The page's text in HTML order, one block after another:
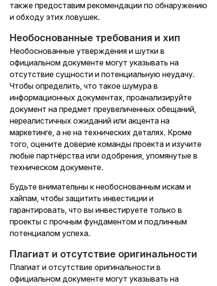
также предоставим рекомендации по обнаружению
и обходу этих ловушек.
Необоснованные требования и хип
Необоснованные утверждения и шутки в
официальном документе могут указывать на
отсутствие сущности и потенциальную неудачу.
Чтобы определить, что такое шумура в
информационных документах, проанализируйте
документ на предмет преувеличенных обещаний,
нереалистичных ожиданий или акцента на
маркетинге, а не на технических деталях. Кроме
того, оцените доверие команды проекта и изучите
любые партнёрства или одобрения, упомянутые в
техническом документе.
Будьте внимательны к необоснованным искам и
хайпам, чтобы защитить инвестиции и
гарантировать, что вы инвестируете только в
проекты с прочным фундаментом и подлинным
потенциалом успеха.
Плагиат и отсутствие оригинальности
Плагиат и отсутствие оригинальности в
официальном документе могут указывать на